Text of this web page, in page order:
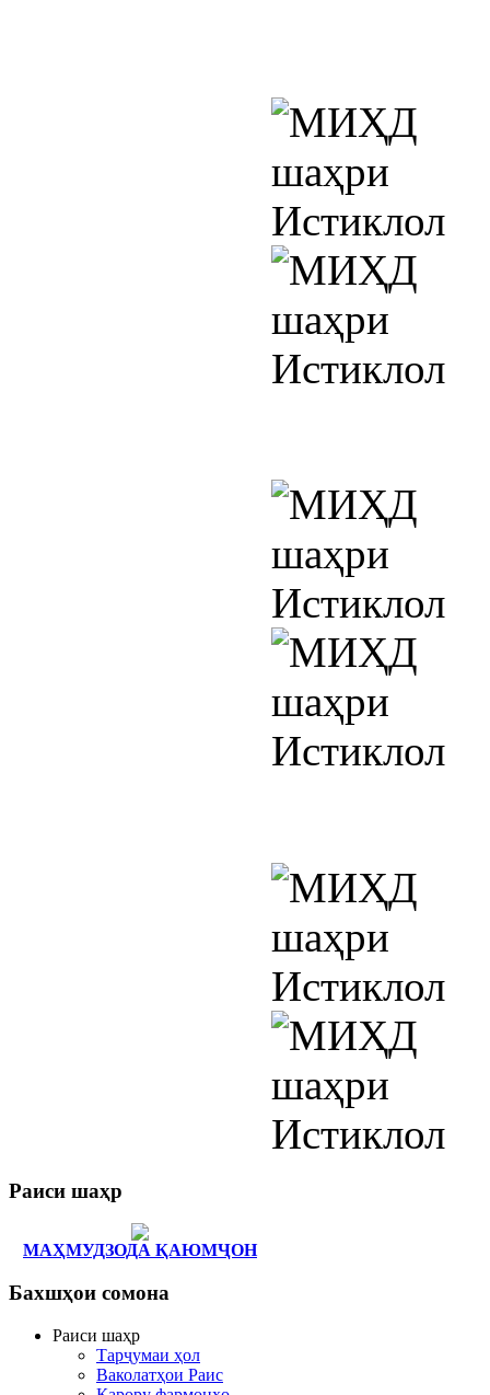
Раиси шаҳр
МАҲМУДЗОДА ҚАЮМҶОН
Бахшҳои сомона
Раиси шаҳр
Тарҷумаи ҳол
Ваколатҳои Раис